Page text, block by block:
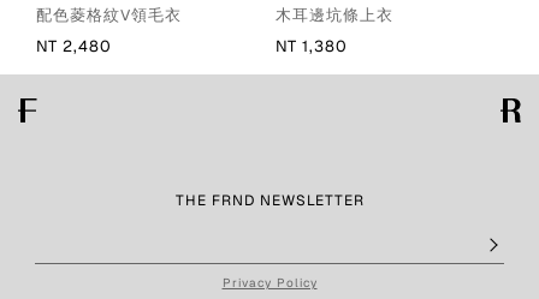
配色菱格紋V領毛衣
NT 2,480
木耳邊坑條上衣
NT 1,380
THE FRND NEWSLETTER
Privacy Policy